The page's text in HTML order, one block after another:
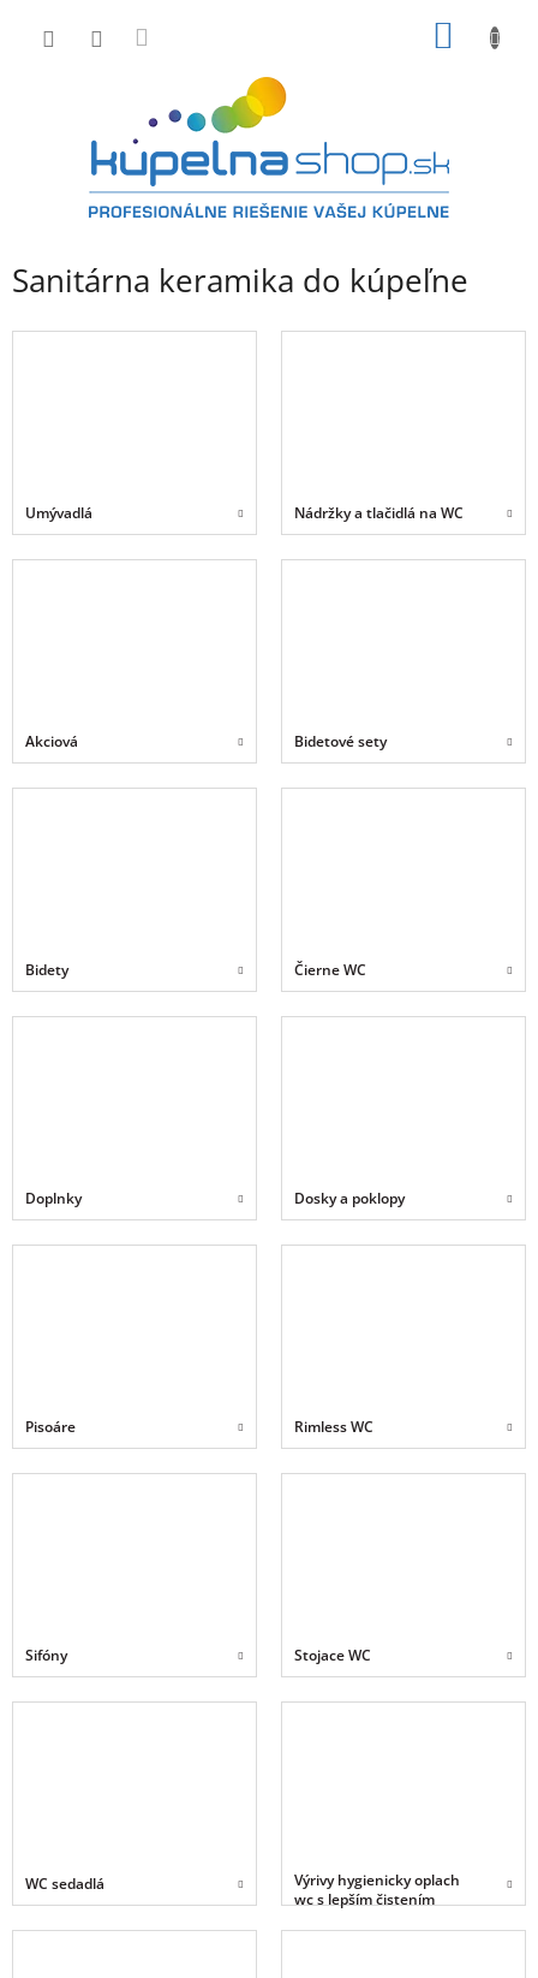
Sanitárna keramika do kúpeľne
Umývadlá Nádržky a tlačidlá na WC
Akciová Bidetové sety
Bidety Čierne WC
Doplnky Dosky a poklopy
Pisoáre Rimless WC
Sifóny Stojace WC
WC sedadlá
Výrivy hygienicky oplach
wc s lepším čistením